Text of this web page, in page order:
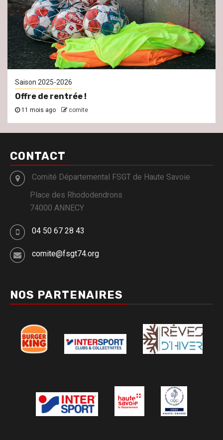
Saison 2025-2026
Offre de rentrée !
11 mois ago comite
CONTACT
Comité Départemental FSGT de Haute Savoie
Place des Rhododendrons
74000 ANNECY
04 50 67 28 43
comite@fsgt74.org
NOS PARTENAIRES